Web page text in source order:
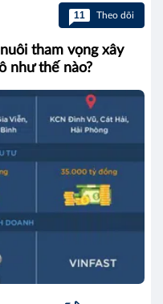
11 Theo dõi
tham vọng xây
như thế nào?